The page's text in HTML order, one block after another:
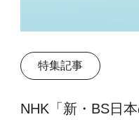
特集記事
NHK「新・BS日